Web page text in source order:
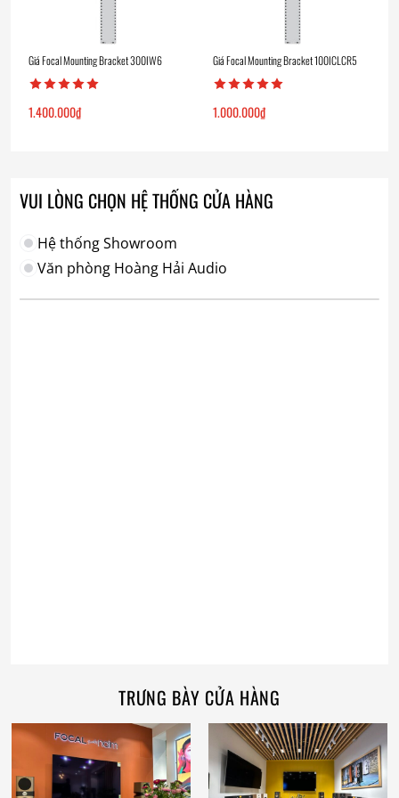
Giá Focal Mounting Bracket 300IW6
1.400.000₫
Giá Focal Mounting Bracket 100ICLCR5
1.000.000₫
VUI LÒNG CHỌN HỆ THỐNG CỬA HÀNG
Hệ thống Showroom
Văn phòng Hoàng Hải Audio
TRƯNG BÀY CỬA HÀNG